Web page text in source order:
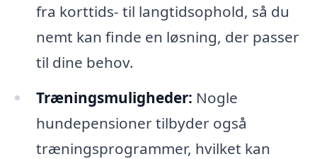
fra korttids- til langtidsophold, så du
nemt kan finde en løsning, der passer
til dine behov.
Træningsmuligheder: Nogle
hundepensioner tilbyder også
træningsprogrammer, hvilket kan